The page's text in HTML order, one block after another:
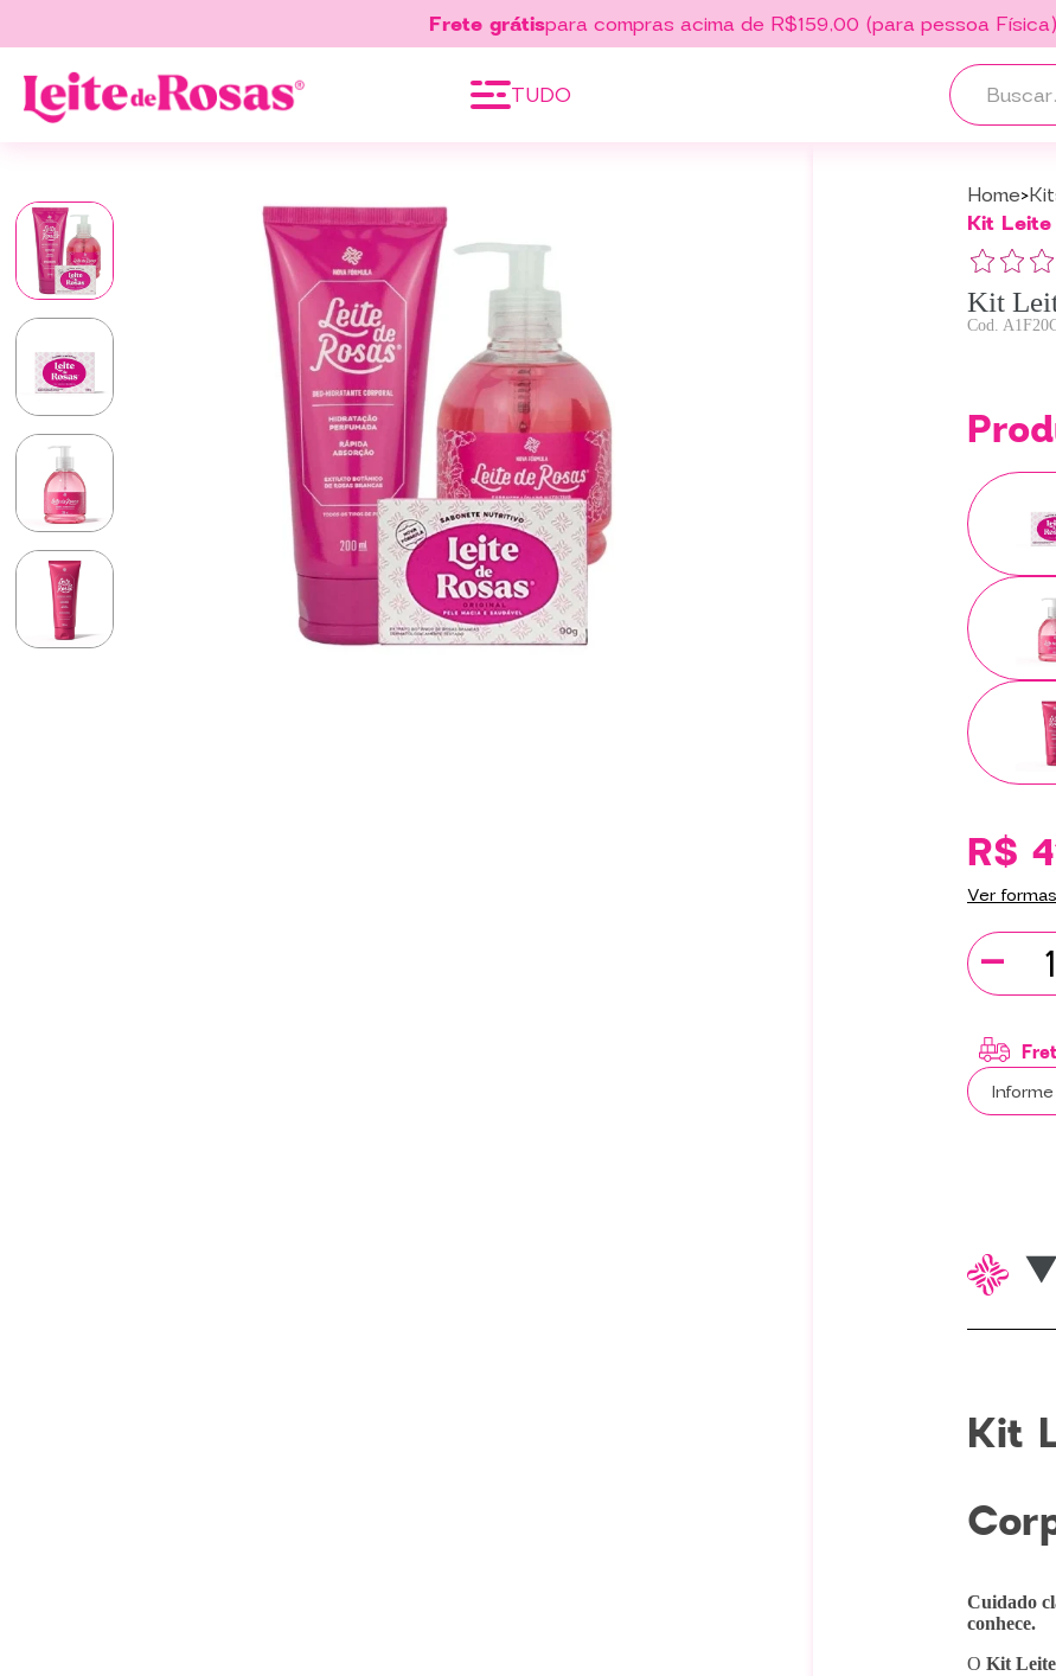
Frete grátispara compras acima de R$159,00 (para pessoa
TUDO
Home
Kit
Kit
R$
Ver
-
Kit
Cuidado
conhece.
O Kit Leite